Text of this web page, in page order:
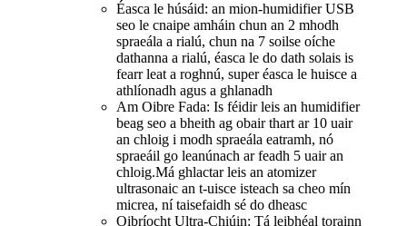
Éasca le húsáid: an mion-humidifier USB
seo le cnaipe amháin chun an 2 mhodh
spraeála a rialú, chun na 7 soilse oíche
dathanna a rialú, éasca le do dath solais is
fearr leat a roghnú, super éasca le huisce a
athlíonadh agus a ghlanadh
Am Oibre Fada: Is féidir leis an humidifier
beag seo a bheith ag obair thart ar 10 uair
an chloig i modh spraeála eatramh, nó
spraeáil go leanúnach ar feadh 5 uair an
chloig.Má ghlactar leis an atomizer
ultrasonaic an t-uisce isteach sa cheo mín
micrea, ní taisefaidh sé do dheasc
Oibríocht Ultra-Chiúin: Tá leibhéal torainn